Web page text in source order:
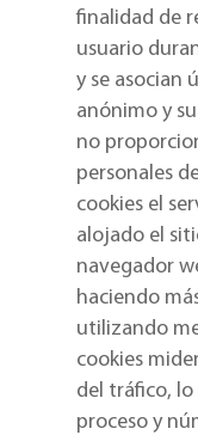
finalidad de
usuario
y se asocian
anónimo y
no
personales
cookies el
alojado el
navegador
haciendo
utilizando
cookies
del tráfico,
proceso y